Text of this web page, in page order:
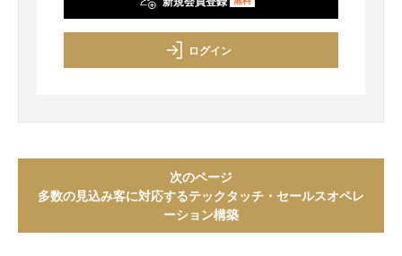
ログイン
次のページ
多数の見込み客に対応するテックタッチ・セールスオペレ
ーション構築